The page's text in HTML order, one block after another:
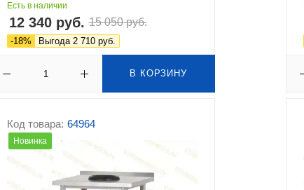
Есть в наличии
12 340 руб. 15 050 руб.
-18% Выгода 2 710 руб.
В КОРЗИНУ
Код товара: 64964
Новинка